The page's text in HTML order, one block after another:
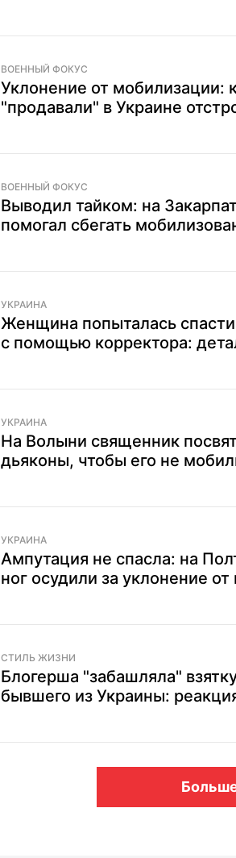
ВОЕННЫЙ ФОКУС
Уклонение от мобилизации:
"продавали" в Украине
ВОЕННЫЙ ФОКУС
Выводил тайком: на
помогал сбегать
УКРАИНА
Женщина попыталась
с помощью корректора:
УКРАИНА
На Волыни священник
дьяконы, чтобы его не
УКРАИНА
Ампутация не спасла: на
ног осудили за уклонение от
СТИЛЬ ЖИЗНИ
Блогерша "забашляла"
бывшего из Украины: